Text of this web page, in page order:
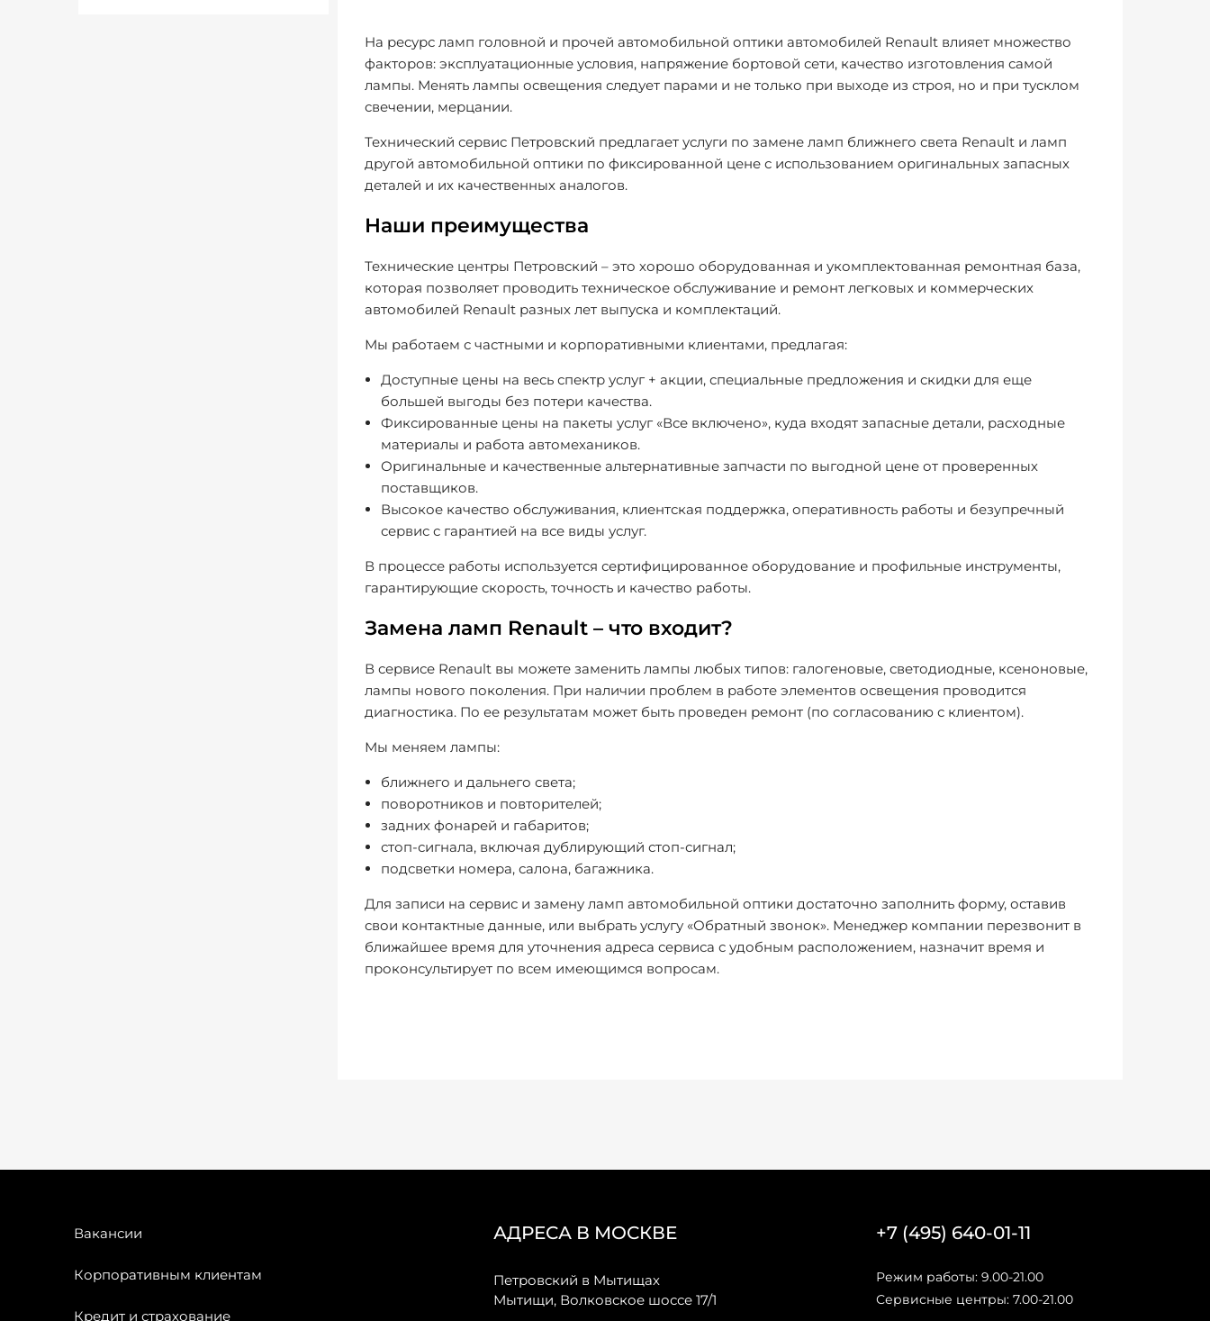
На ресурс ламп головной и прочей автомобильной оптики автомобилей Renault влияет множество
факторов: эксплуатационные условия, напряжение бортовой сети, качество изготовления самой
лампы. Менять лампы освещения следует парами и не только при выходе из строя, но и при тусклом
свечении, мерцании.
Технический сервис Петровский предлагает услуги по замене ламп ближнего света Renault и ламп
другой автомобильной оптики по фиксированной цене с использованием оригинальных запасных
деталей и их качественных аналогов.
Наши преимущества
Технические центры Петровский – это хорошо оборудованная и укомплектованная ремонтная база,
которая позволяет проводить техническое обслуживание и ремонт легковых и коммерческих
автомобилей Renault разных лет выпуска и комплектаций.
Мы работаем с частными и корпоративными клиентами, предлагая:
Доступные цены на весь спектр услуг + акции, специальные предложения и скидки для еще
большей выгоды без потери качества.
Фиксированные цены на пакеты услуг «Все включено», куда входят запасные детали, расходные
материалы и работа автомехаников.
Оригинальные и качественные альтернативные запчасти по выгодной цене от проверенных
поставщиков.
Высокое качество обслуживания, клиентская поддержка, оперативность работы и безупречный
сервис с гарантией на все виды услуг.
В процессе работы используется сертифицированное оборудование и профильные инструменты,
гарантирующие скорость, точность и качество работы.
Замена ламп Renault – что входит?
В сервисе Renault вы можете заменить лампы любых типов: галогеновые, светодиодные, ксеноновые,
лампы нового поколения. При наличии проблем в работе элементов освещения проводится
диагностика. По ее результатам может быть проведен ремонт (по согласованию с клиентом).
Мы меняем лампы:
ближнего и дальнего света;
поворотников и повторителей;
задних фонарей и габаритов;
стоп-сигнала, включая дублирующий стоп-сигнал;
подсветки номера, салона, багажника.
Для записи на сервис и замену ламп автомобильной оптики достаточно заполнить форму, оставив
свои контактные данные, или выбрать услугу «Обратный звонок». Менеджер компании перезвонит в
ближайшее время для уточнения адреса сервиса с удобным расположением, назначит время и
проконсультирует по всем имеющимся вопросам.
Вакансии
Корпоративным клиентам
Кредит и страхование
АДРЕСА В МОСКВЕ
Петровский в Мытищах
Мытищи, Волковское шоссе 17/1
+7 (495) 640-01-11
Режим работы: 9.00-21.00
Сервисные центры: 7.00-21.00